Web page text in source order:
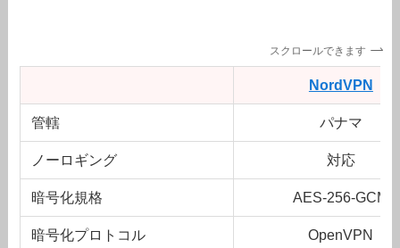
スクロールできます
NordVPN
管轄 パナマ
ノーロギング 対応
暗号化規格 AES-256-GCM
暗号化プロトコル
OpenVPN